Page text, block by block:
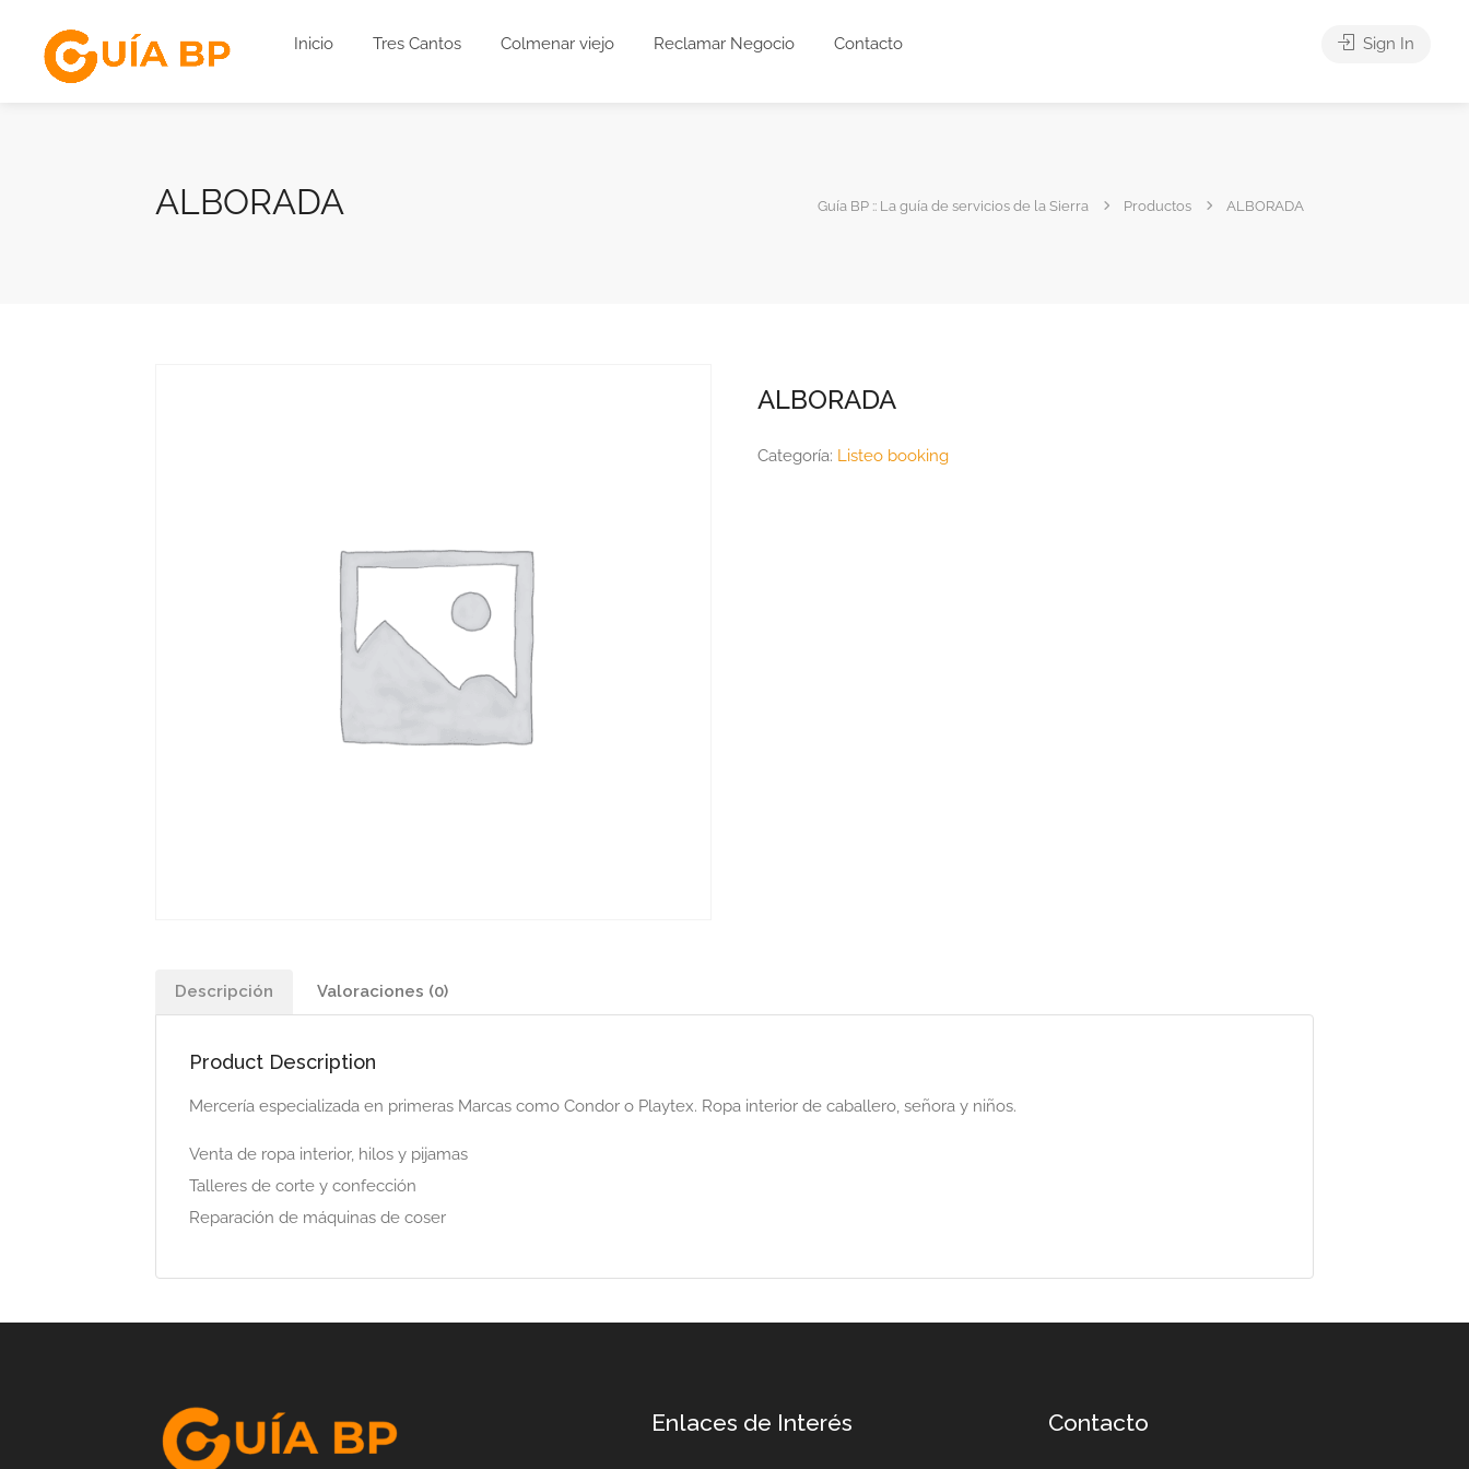
Inicio Tres Cantos Colmenar viejo Reclamar Negocio Contacto Sign In
ALBORADA Guía BP :: La guía de servicios de la Sierra Productos ALBORADA
ALBORADA
Categoría: Listeo booking
Descripción Valoraciones (0)
Product Description
Mercería especializada en primeras Marcas como Condor o Playtex. Ropa interior de caballero, señora y niños.
Venta de ropa interior, hilos y pijamas
Talleres de corte y confección
Reparación de máquinas de coser
Enlaces de Interés Contacto